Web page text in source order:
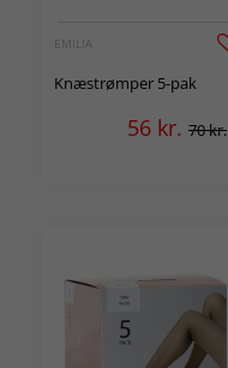
EMILIA
Knæstrømper 5-pak
56 kr. 70 kr.